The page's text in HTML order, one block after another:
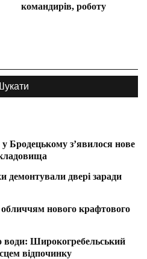
командирів, роботу
Бродецькому з’явилося нове
демонтували двері заради
нового крафтового
води: Широкогребельський
відпочинку